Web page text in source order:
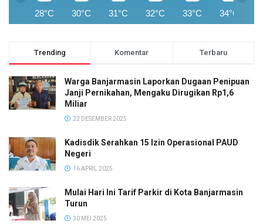
28°C 30°C 31°C 32°C 33°C 34°C
Trending Komentar Terbaru
Warga Banjarmasin Laporkan Dugaan Penipuan
Janji Pernikahan, Mengaku Dirugikan Rp1,6
Miliar
22 DESEMBER 2025
Kadisdik Serahkan 15 Izin Operasional PAUD
Negeri
16 APRIL 2025
Mulai Hari Ini Tarif Parkir di Kota Banjarmasin
Turun
30 MEI 2025